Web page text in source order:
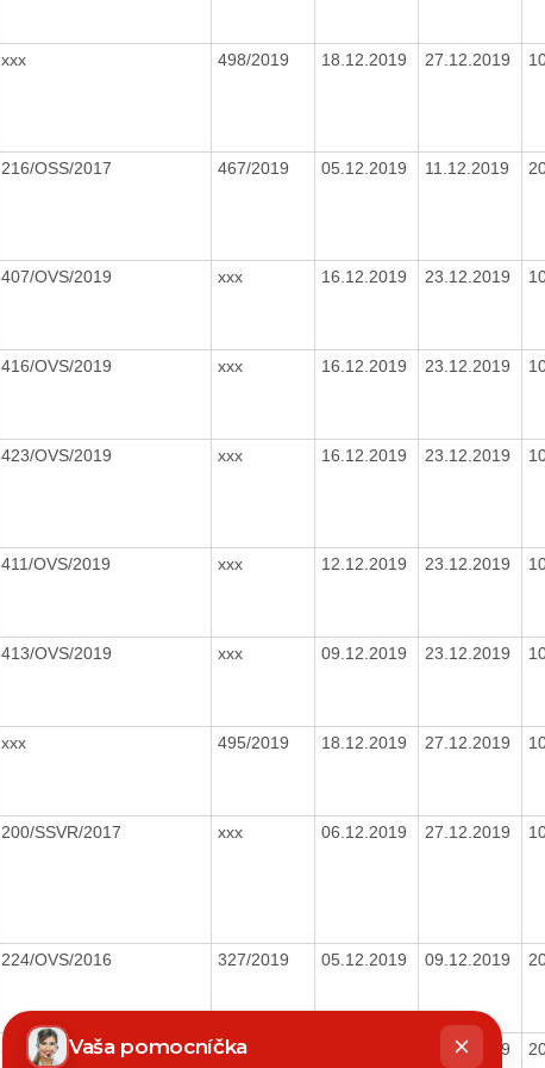
xxx 498/2019 18.12.2019 27.12.2019
216/OSS/2017 467/2019 05.12.2019 11.12.2019
407/OVS/2019 xxx 16.12.2019 23.12.2019
416/OVS/2019 xxx 16.12.2019 23.12.2019
423/OVS/2019 xxx 16.12.2019 23.12.2019
411/OVS/2019 xxx 12.12.2019 23.12.2019
413/OVS/2019 xxx 09.12.2019 23.12.2019
xxx 495/2019 18.12.2019 27.12.2019
200/SSVR/2017 xxx 06.12.2019 27.12.2019
224/OVS/2016 327/2019 05.12.2019 09.12.2019
368/OI/2016 xxx 16.12.2019
Vaša pomocníčka
Chatbot
píše